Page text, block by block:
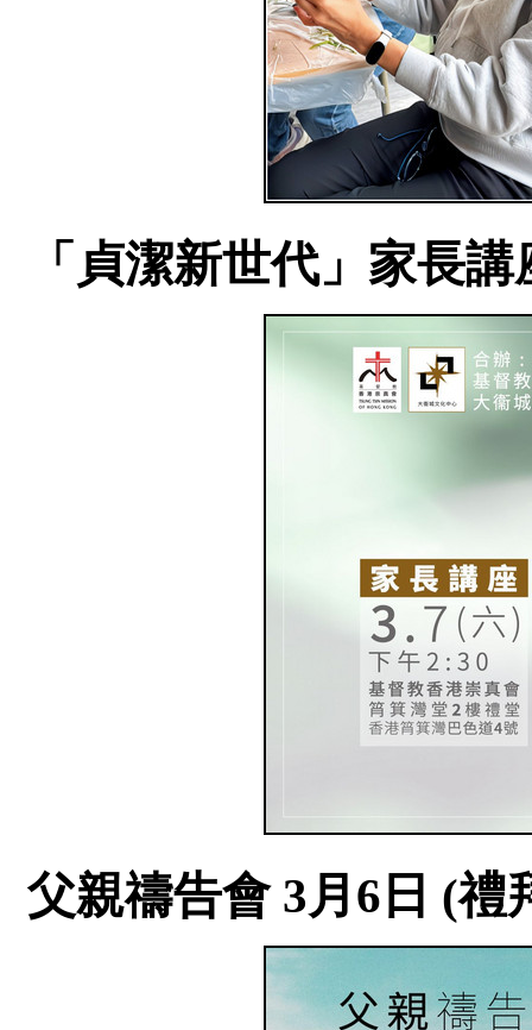
「貞潔新世代」家長講
父親禱告會 3月6日 (禮